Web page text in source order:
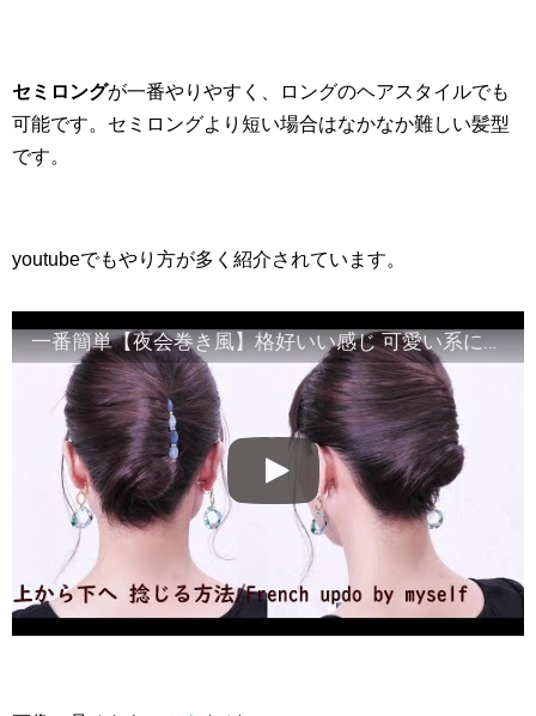
セミロングが一番やりやすく、ロングのヘアスタイルでも
可能です。セミロングより短い場合はなかなか難しい髪型
です。
youtubeでもやり方が多く紹介されています。
一番簡単【夜会巻き風】格好いい感じ 可愛い系に飽きた時に/French updo by myself